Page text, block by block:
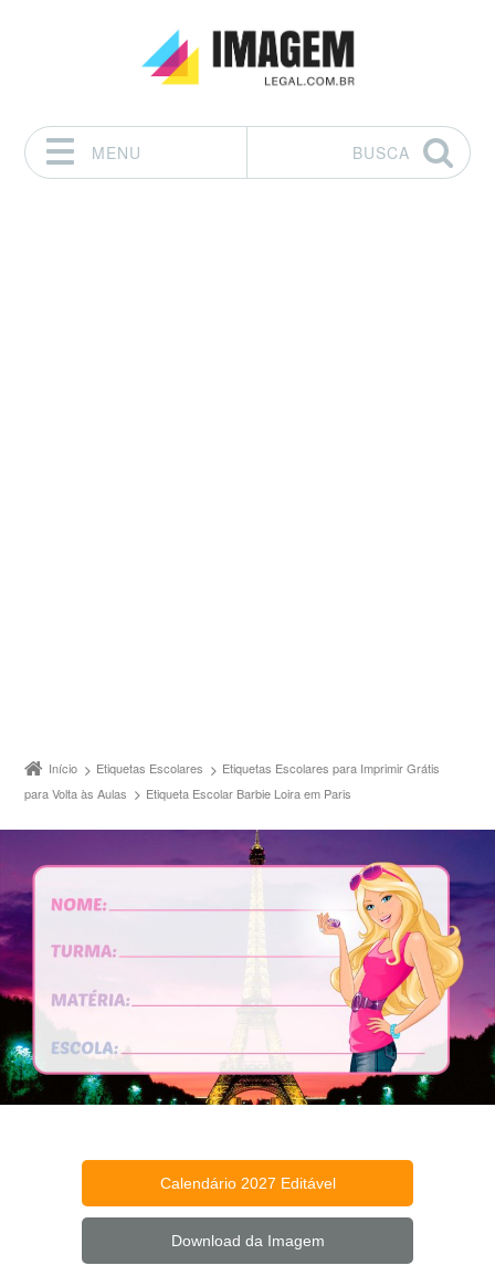
MENU
BUSCA
Início Etiquetas Escolares
Etiquetas Escolares para Imprimir Grátis
para Volta às Aulas
Etiqueta Escolar Barbie Loira em Paris
Calendário 2027 Editável
Download da Imagem